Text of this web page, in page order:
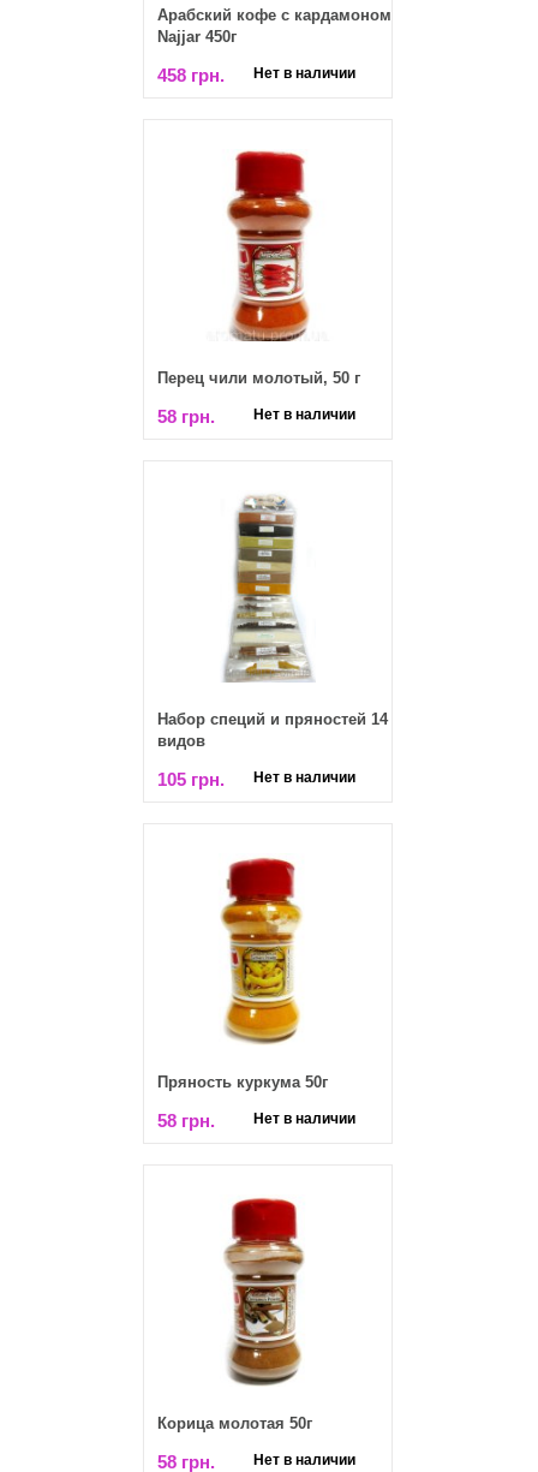
Арабский кофе с кардамоном
Najjar 450г
458 грн. Нет в наличии
Перец чили молотый, 50 г
58 грн. Нет в наличии
Набор специй и пряностей 14
видов
105 грн. Нет в наличии
Пряность куркума 50г
58 грн. Нет в наличии
Корица молотая 50г
58 грн. Нет в наличии